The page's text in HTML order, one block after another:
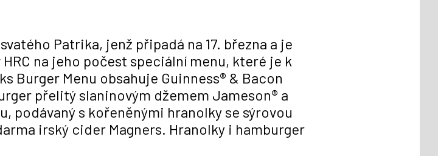
Patrika, jenž připadá na 17. března a je
na jeho počest speciální menu, které je k
Burger Menu obsahuje Guinness® & Bacon
přelitý slaninovým džemem Jameson® a
podávaný s kořeněnými hranolky se sýrovou
irský cider Magners. Hranolky i hamburger